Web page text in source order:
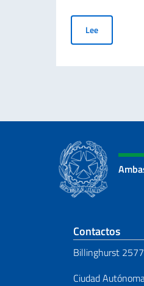
LeeReunión del
Contactos
Billinghurst
Ciudad